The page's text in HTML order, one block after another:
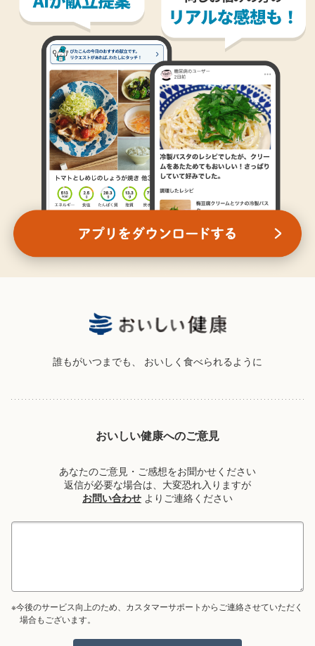
誰もがいつまでも、 おいしく食べられるように
おいしい健康へのご意見
あなたのご意見・ご感想をお聞かせください
返信が必要な場合は、大変恐れ入りますが
お問い合わせ よりご連絡ください
※今後のサービス向上のため、カスタマーサポートからご連絡させていただく
場合もございます。